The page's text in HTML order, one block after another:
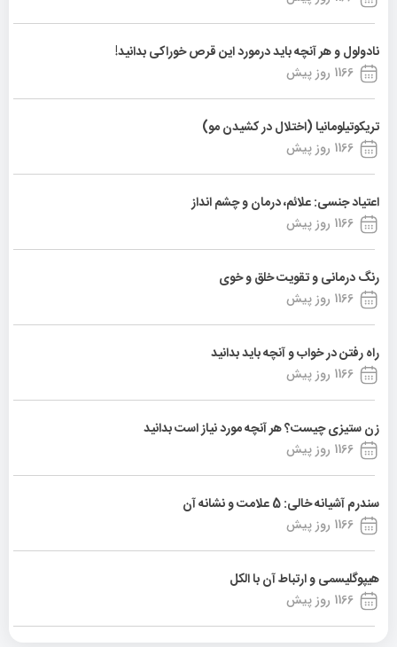
نادولول و هر آنچه باید درمورد این قرص خوراکی بدانید!
1166 روز پیش
تریکوتیلومانیا (اختلال در کشیدن مو)
1166 روز پیش
اعتیاد جنسی: علائم، درمان و چشم انداز
1166 روز پیش
رنگ درمانی و تقویت خلق و خوی
1166 روز پیش
راه رفتن در خواب و آنچه باید بدانید
1166 روز پیش
زن ستیزی چیست؟ هر آنچه مورد نیاز است بدانید
1166 روز پیش
سندرم آشیانه خالی: 5 علامت و نشانه آن
1166 روز پیش
هیپوگلیسمی و ارتباط آن با الکل
1166 روز پیش